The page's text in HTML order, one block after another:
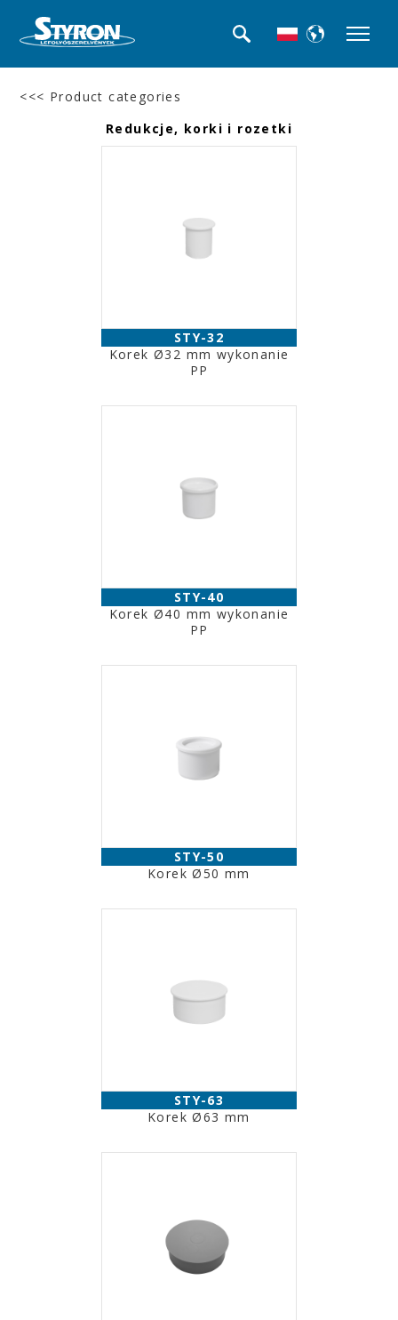
<<< Product categories
Redukcje, korki i rozetki
STY-32
Korek Ø32 mm wykonanie
PP
STY-40
Korek Ø40 mm wykonanie
PP
STY-50
Korek Ø50 mm
STY-63
Korek Ø63 mm